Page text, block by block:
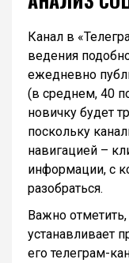
Канал в
ведения
ежедневно
(в среднем, 40
новичку будет
поскольку
навигацией –
информации, с
разобраться.
Важно отметить,
устанавливает
его телеграм-